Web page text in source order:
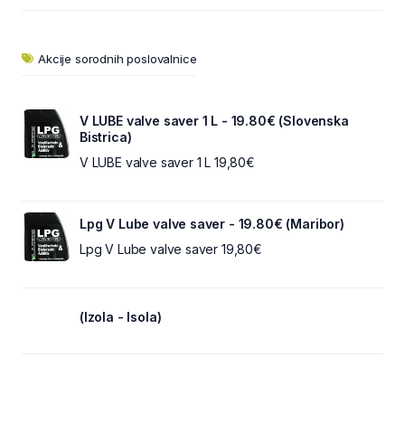
Akcije sorodnih poslovalnice
V LUBE valve saver 1 L - 19.80€ (Slovenska
Bistrica)
V LUBE valve saver 1 L 19,80€
Lpg V Lube valve saver - 19.80€ (Maribor)
Lpg V Lube valve saver 19,80€
(Izola - Isola)